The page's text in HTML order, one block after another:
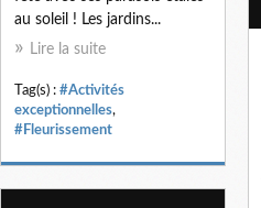
au soleil ! Les jardins...
Lire la suite
Tag(s) : #Activités
exceptionnelles,
#Fleurissement